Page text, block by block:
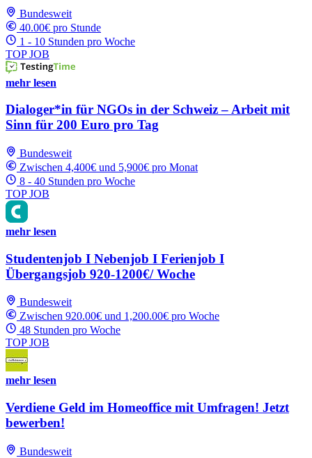
Bundesweit
40.00€ pro Stunde
1 - 10 Stunden pro Woche
TOP JOB
mehr lesen
Dialoger*in für NGOs in der Schweiz – Arbeit mit
Sinn für 200 Euro pro Tag
Bundesweit
Zwischen 4,400€ und 5,900€ pro Monat
8 - 40 Stunden pro Woche
TOP JOB
mehr lesen
Studentenjob I Nebenjob I Ferienjob I
Übergangsjob 920-1200€/ Woche
Bundesweit
Zwischen 920.00€ und 1,200.00€ pro Woche
48 Stunden pro Woche
TOP JOB
mehr lesen
Verdiene Geld im Homeoffice mit Umfragen! Jetzt
bewerben!
Bundesweit